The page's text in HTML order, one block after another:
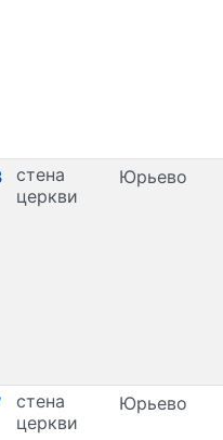
стена
церкви
Юрьево
стена
церкви
Юрьево